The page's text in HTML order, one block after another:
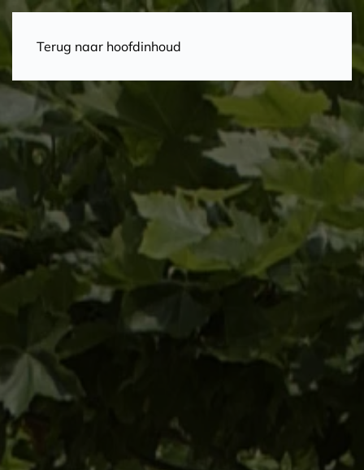
Terug naar hoofdinhoud